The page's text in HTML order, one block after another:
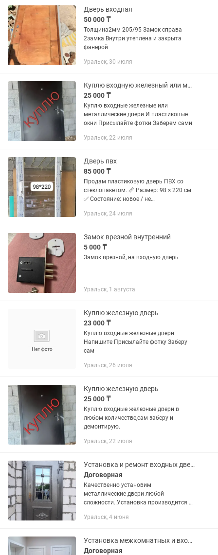
Дверь входная
50 000 ₸
Толщина2мм 205/95 Замок справа
2замка Внутри утеплена и закрыта
фанерой
Уральск, 30 июля
Куплю входную железный или металлический дверь
25 000 ₸
Куплю входные железные или
металлические двери И пластиковые
окни Присылайте фотки Заберем сами
Уральск, 22 июля
Дверь пвх
85 000 ₸
Продам пластиковую дверь ПВХ со
стеклопакетом. 📏 Размер: 98 × 220 см
✅ Состояние: новое / не
Стеклопакет целый, без трещин и
Уральск, 24 июля
Замок врезной внутренний
5 000 ₸
Замок врезной, на входную дверь
Уральск, 1 августа
Куплю железную дверь
23 000 ₸
Куплю входные железные двери
Напишите Присылайте фотку Заберу
сам
Уральск, 26 июля
Куплю железную дверь
25 000 ₸
Куплю входные железные двери в
любом количестве,сам заберу и
демонтирую.
Уральск, 22 июля
Установка и ремонт входных дверей
Договорная
Качественно установим
металлические двери любой
сложности..Установка производится с
,анкера,крепежи)Качественно.Гарантия
Уральск, 4 июня
Установка межкомнатных и входных дверей Ремонт межкомнатных и входных
Договорная